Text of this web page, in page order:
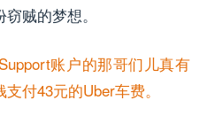
贼的梦想。
账户的那哥们儿真有
付43元的Uber车费。